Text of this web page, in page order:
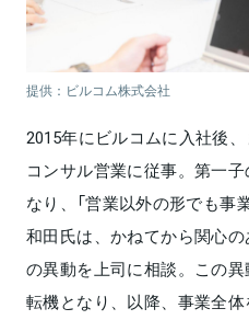
提供：ビルコム株式会社
2015年にビルコムに入社後
コンサル営業に従事。第一
なり、「営業以外の形でも事
和田氏は、かねてから関心
の異動を上司に相談。この
転機となり、以降、事業全